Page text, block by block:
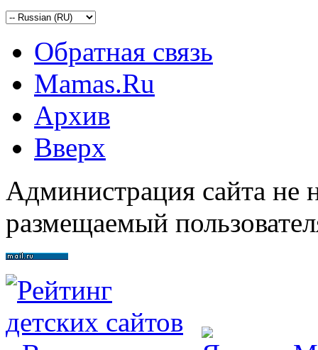
Обратная связь
Mamas.Ru
Архив
Вверх
Администрация сайта не
размещаемый